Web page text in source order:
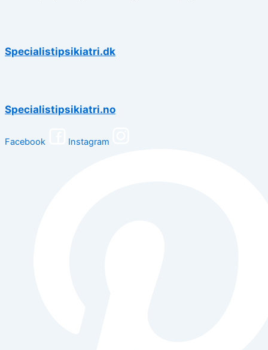
Specialistipsikiatri.dk
Specialistipsikiatri.no
Facebook Instagram